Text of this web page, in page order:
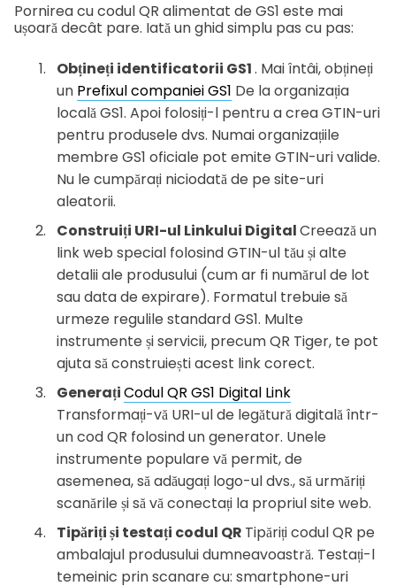
Pornirea cu codul QR alimentat de GS1 este mai
ușoară decât pare. Iată un ghid simplu pas cu pas:
Obțineți identificatorii GS1. Mai întâi, obțineți
un Prefixul companiei GS1 De la organizația
locală GS1. Apoi folosiți-l pentru a crea GTIN-uri
pentru produsele dvs. Numai organizațiile
membre GS1 oficiale pot emite GTIN-uri valide.
Nu le cumpărați niciodată de pe site-uri
aleatorii.
Construiți URI-ul Linkului DigitalCreează un
link web special folosind GTIN-ul tău și alte
detalii ale produsului (cum ar fi numărul de lot
sau data de expirare). Formatul trebuie să
urmeze regulile standard GS1. Multe
instrumente și servicii, precum QR Tiger, te pot
ajuta să construiești acest link corect.
GenerațiCodul QR GS1 Digital Link
Transformați-vă URI-ul de legătură digitală într-
un cod QR folosind un generator. Unele
instrumente populare vă permit, de
asemenea, să adăugați logo-ul dvs., să urmăriți
scanările și să vă conectați la propriul site web.
Tipăriți și testați codul QR Tipăriți codul QR pe
ambalajul produsului dumneavoastră. Testați-l
temeinic prin scanare cu: smartphone-uri